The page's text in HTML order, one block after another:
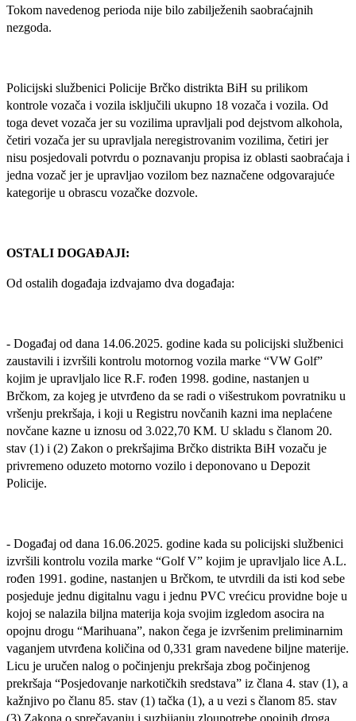
Tokom navedenog perioda nije bilo zabilježenih saobraćajnih
nezgoda.
Policijski službenici Policije Brčko distrikta BiH su prilikom
kontrole vozača i vozila isključili ukupno 18 vozača i vozila. Od
toga devet vozača jer su vozilima upravljali pod dejstvom alkohola,
četiri vozača jer su upravljala neregistrovanim vozilima, četiri jer
nisu posjedovali potvrdu o poznavanju propisa iz oblasti saobraćaja i
jedna vozač jer je upravljao vozilom bez naznačene odgovarajuće
kategorije u obrascu vozačke dozvole.
OSTALI DOGAĐAJI:
Od ostalih događaja izdvajamo dva događaja:
- Događaj od dana 14.06.2025. godine kada su policijski službenici
zaustavili i izvršili kontrolu motornog vozila marke “VW Golf”
kojim je upravljalo lice R.F. rođen 1998. godine, nastanjen u
Brčkom, za kojeg je utvrđeno da se radi o višestrukom povratniku u
vršenju prekršaja, i koji u Registru novčanih kazni ima neplaćene
novčane kazne u iznosu od 3.022,70 KM. U skladu s članom 20.
stav (1) i (2) Zakon o prekršajima Brčko distrikta BiH vozaču je
privremeno oduzeto motorno vozilo i deponovano u Depozit
Policije.
- Događaj od dana 16.06.2025. godine kada su policijski službenici
izvršili kontrolu vozila marke “Golf V” kojim je upravljalo lice A.L.
rođen 1991. godine, nastanjen u Brčkom, te utvrdili da isti kod sebe
posjeduje jednu digitalnu vagu i jednu PVC vrećicu providne boje u
kojoj se nalazila biljna materija koja svojim izgledom asocira na
opojnu drogu “Marihuana”, nakon čega je izvršenim preliminarnim
vaganjem utvrđena količina od 0,331 gram navedene biljne materije.
Licu je uručen nalog o počinjenju prekršaja zbog počinjenog
prekršaja “Posjedovanje narkotičkih sredstava” iz člana 4. stav (1), a
kažnjivo po članu 85. stav (1) tačka (1), a u vezi s članom 85. stav
(3) Zakona o sprečavanju i suzbijanju zloupotrebe opojnih droga